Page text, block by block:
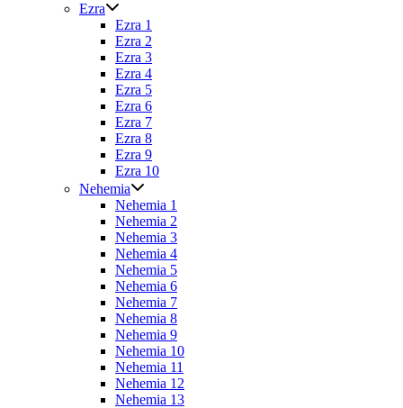
Ezra
Ezra 1
Ezra 2
Ezra 3
Ezra 4
Ezra 5
Ezra 6
Ezra 7
Ezra 8
Ezra 9
Ezra 10
Nehemia
Nehemia 1
Nehemia 2
Nehemia 3
Nehemia 4
Nehemia 5
Nehemia 6
Nehemia 7
Nehemia 8
Nehemia 9
Nehemia 10
Nehemia 11
Nehemia 12
Nehemia 13